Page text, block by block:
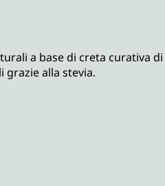
a base di creta
grazie alla stevia.